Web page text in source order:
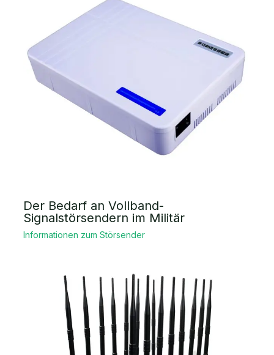
Der Bedarf an Vollband-
Signalstörsendern im Militär
Informationen zum Störsender